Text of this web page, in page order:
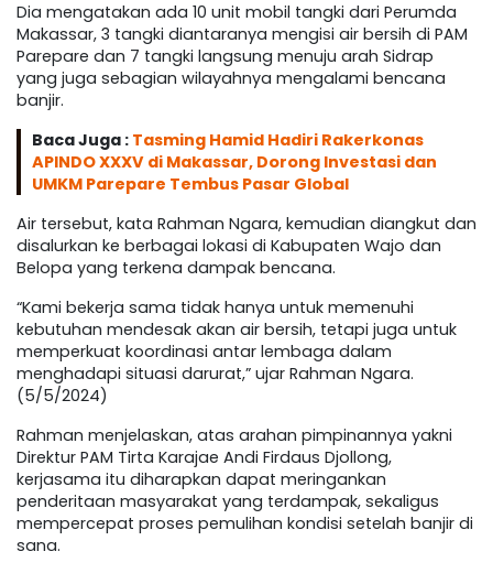
Dia mengatakan ada 10 unit mobil tangki dari Perumda
Makassar, 3 tangki diantaranya mengisi air bersih di PAM
Parepare dan 7 tangki langsung menuju arah Sidrap
yang juga sebagian wilayahnya mengalami bencana
banjir.
Baca Juga : Tasming Hamid Hadiri Rakerkonas
APINDO XXXV di Makassar, Dorong Investasi dan
UMKM Parepare Tembus Pasar Global
Air tersebut, kata Rahman Ngara, kemudian diangkut dan
disalurkan ke berbagai lokasi di Kabupaten Wajo dan
Belopa yang terkena dampak bencana.
“Kami bekerja sama tidak hanya untuk memenuhi
kebutuhan mendesak akan air bersih, tetapi juga untuk
memperkuat koordinasi antar lembaga dalam
menghadapi situasi darurat,” ujar Rahman Ngara.
(5/5/2024)
Rahman menjelaskan, atas arahan pimpinannya yakni
Direktur PAM Tirta Karajae Andi Firdaus Djollong,
kerjasama itu diharapkan dapat meringankan
penderitaan masyarakat yang terdampak, sekaligus
mempercepat proses pemulihan kondisi setelah banjir di
sana.